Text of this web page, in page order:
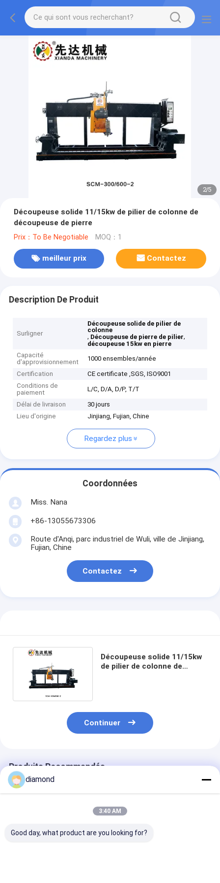
2/5
Découpeuse solide 11/15kw de pilier de colonne de
découpeuse de pierre
Prix：To Be Negotiable MOQ：1
meilleur prix Contactez
Description De Produit
Surligner
Découpeuse solide de pilier de
colonne
, Découpeuse de pierre de pilier,
découpeuse 15kw en pierre
Capacité
d'approvisionnement
1000 ensembles/année
Certification
CE certificate ,SGS, ISO9001
Conditions de
paiement
L/C, D/A, D/P, T/T
Délai de livraison
30 jours
Lieu d'origine
Jinjiang, Fujian, Chine
Regardez plus
Coordonnées
Miss. Nana
+86-13055673306
Route d'Anqi, parc industriel de Wuli, ville de Jinjiang,
Fujian, Chine
Contactez
Découpeuse solide 11/15kw
de pilier de colonne de
Continuer
Produits Recommandés
diamond
3:40 AM
Good day, what product are you looking for?